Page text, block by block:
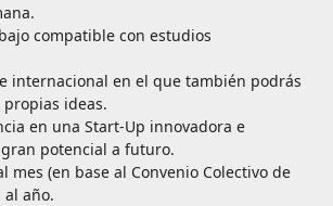
compatible con estudios
internacional en el que también podrás
ideas.
en una Start-Up innovadora e
potencial a futuro.
mes (en base al Convenio Colectivo de
al año.